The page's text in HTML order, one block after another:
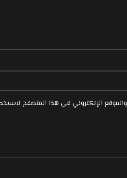
الإلكتروني في هذا المتصفح